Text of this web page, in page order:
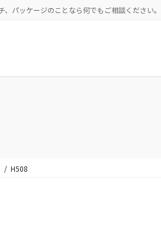
パッケージのことなら何でもご相談ください。
H508